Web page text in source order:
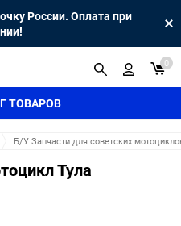
России. Оплата при
ТОВАРОВ
0
Б/У Запчасти для советских
Тула